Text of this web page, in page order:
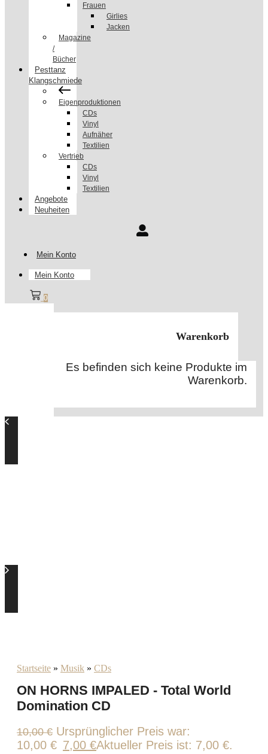
Frauen
Girlies
Jacken
Magazine
/
Bücher
Pesttanz
Klangschmiede
Eigenproduktionen
CDs
Vinyl
Aufnäher
Textilien
Vertrieb
CDs
Vinyl
Textilien
Angebote
Neuheiten
Mein Konto
Mein Konto
0
Warenkorb
Es befinden sich keine Produkte im
Warenkorb.
Startseite » Musik » CDs
ON HORNS IMPALED - Total World
Domination CD
10,00€ Ursprünglicher Preis war:
10,00 € 7,00 €Aktueller Preis ist: 7,00 €.